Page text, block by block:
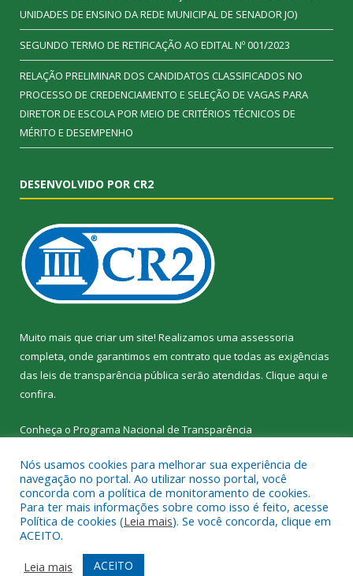
UNIDADES DE ENSINO DA REDE MUNICIPAL DE SENADOR JO)
SEGUNDO TERMO DE RETIFICAÇÃO AO EDITAL Nº 001/2023
RELAÇÃO PRELIMINAR DOS CANDIDATOS CLASSIFICADOS NO
PROCESSO DE CREDENCIAMENTO E SELEÇÃO DE VAGAS PARA
DIRETOR DE ESCOLA POR MEIO DE CRITÉRIOS TÉCNICOS DE
MÉRITO E DESEMPENHO
DESENVOLVIDO POR CR2
Muito mais que criar um site! Realizamos uma assessoria
completa, onde garantimos em contrato que todas as exigências
das leis de transparência pública serão atendidas. Clique aqui e
confira.
Conheça o Programa Nacional de Transparência
Todos os direitos reservados a SEMED – Secretaria Municipal de
Educação de Senador José Porfírio.
Mapa do Site
Acessar Área Administrativa
Nós usamos cookies para melhorar sua experiência de
navegação no portal. Ao utilizar nosso portal, você
concorda com a política de monitoramento de cookies.
Para ter mais informações sobre como isso é feito, acesse
Política de cookies (Leia mais). Se você concorda, clique em
ACEITO.
Leia mais
ACEITO